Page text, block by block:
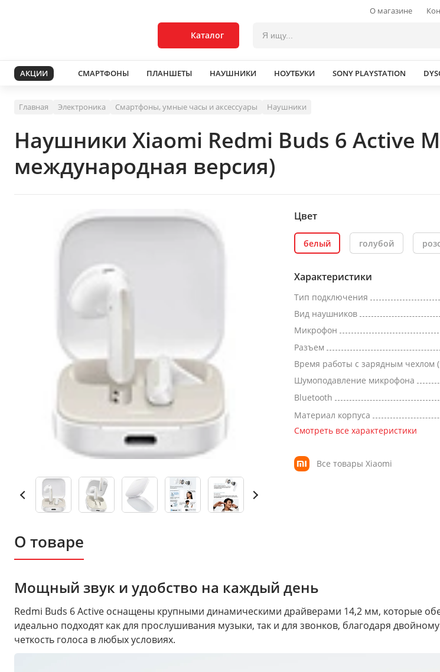
О магазине
Каталог
АКЦИИ СМАРТФОНЫ ПЛАНШЕТЫ НАУШНИКИ НОУТБУКИ SONY PLAYSTATION
Главная Электроника Смартфоны, умные часы и аксессуары Наушники
Наушники Xiaomi Redmi Buds 6 Active
международная версия)
Цвет
белый голубой
Характеристики
Тип подключения
Вид наушников
Микрофон
Разъем
Время работы с зарядным чехлом
Шумоподавление микрофона
Bluetooth
Материал корпуса
Смотреть все характеристики
Все товары Xiaomi
О товаре
Мощный звук и удобство на каждый день
Redmi Buds 6 Active оснащены крупными динамическими драйверами 14,2 мм, которые
идеально подходят как для прослушивания музыки, так и для звонков, благодаря
четкость голоса в любых условиях.